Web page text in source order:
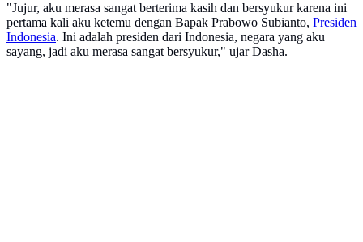
"Jujur, aku merasa sangat berterima kasih dan bersyukur karena ini
pertama kali aku ketemu dengan Bapak Prabowo Subianto, Presiden
Indonesia. Ini adalah presiden dari Indonesia, negara yang aku
sayang, jadi aku merasa sangat bersyukur," ujar Dasha.